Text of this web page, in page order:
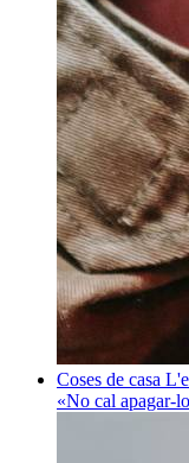
Coses de casa
«No cal apagar-